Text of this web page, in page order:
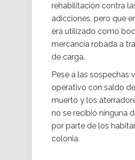
rehabilitación contra
adicciones, pero que
era utilizado como
mercancía robada a
de carga.
Pese a las sospechas
operativo con saldo
muerto y los
no se recibió ninguna
por parte de los
colonia.